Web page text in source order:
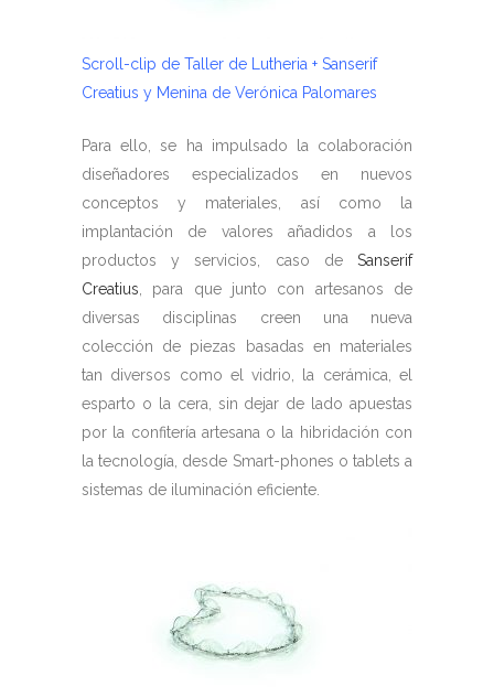
Scroll-clip de Taller de Lutheria + Sanserif
Creatius y Menina de Verónica Palomares
Para ello, se ha impulsado la colaboración
diseñadores especializados en nuevos
conceptos y materiales, así como la
implantación de valores añadidos a los
productos y servicios, caso de Sanserif
Creatius, para que junto con artesanos de
diversas disciplinas creen una nueva
colección de piezas basadas en materiales
tan diversos como el vidrio, la cerámica, el
esparto o la cera, sin dejar de lado apuestas
por la confitería artesana o la hibridación con
la tecnología, desde Smart-phones o tablets a
sistemas de iluminación eficiente.